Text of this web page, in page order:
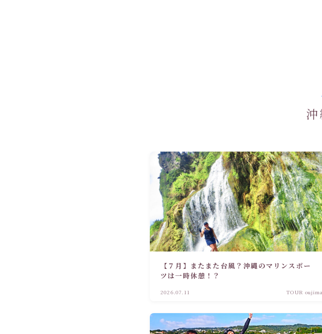
【７月】またまた台風？沖縄のマリンスポー
ツは一時休憩！？
2026.07.11 TOUR oujima